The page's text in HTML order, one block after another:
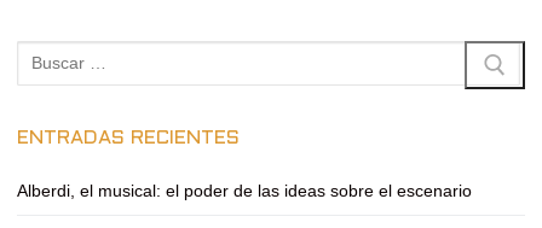
Buscar:
ENTRADAS RECIENTES
Alberdi, el musical: el poder de las ideas sobre el escenario